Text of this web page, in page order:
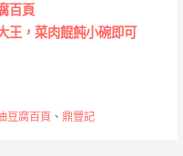
百頁
王，菜肉餛飩小碗即可
豆腐百頁、 鼎豐記